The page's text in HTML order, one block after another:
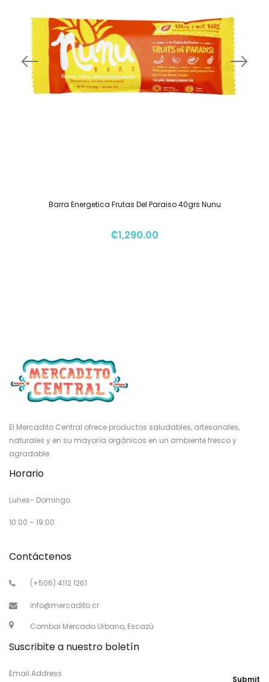
Barra Energetica Frutas Del Paraiso 40grs Nunu
₡1,290.00
El Mercadito Central ofrece productos saludables, artesanales,
naturales y en su mayoría orgánicos en un ambiente fresco y
agradable.
Horario
Lunes- Domingo
10:00 – 19:00
Contáctenos
(+506) 4112 1261
info@mercadito.cr
Combai Mercado Urbano, Escazú
Suscribite a nuestro boletín
Email Address
Submit